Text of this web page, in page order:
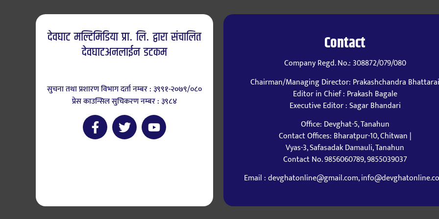
देवघाट मल्टिमिडिया प्रा. लि. द्वारा संचालित
देवघाटअनलाईन डटकम
सुचना तथा प्रशारण विभाग दर्ता नम्बर : ३९९१-२०७९/०८०
प्रेस काउन्सिल सुचिकरण नम्बर : ३९८४
Contact
Company Regd. No.: 308872/079/080
Chairman/Managing Director: Prakashchandra
Editor in Chief : Prakash Bagale
Executive Editor : Sagar Bhandari
Office: Devghat-5, Tanahun
Contact Offices: Bharatpur-10, Chitwan |
Vyas-3, Safasadak Damauli, Tanahun
Contact No. 9856060789, 9855039037
Email : devghatonline@gmail.com,